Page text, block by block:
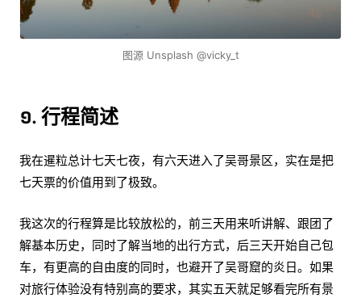
图源 Unsplash @vicky_t
១. 行程简述
我在暹粒总计七天七夜，有六天进入了吴哥景区，实在是把
七天票的价值用到了极致。
我这次的行程算是比较放松的，前三天用来听讲解、跟团了
解基本历史，同时了解当地的出行方式，后三天开始自己包
车，有更高的自由度的同时，也避开了吴哥窟的炎日。如果
对旅行体验没有特别高的要求，其实五天就足够看完所有景